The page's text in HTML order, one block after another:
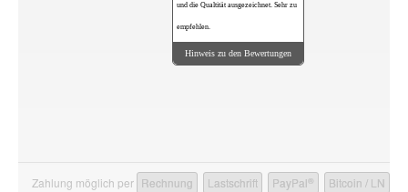
und die Qualtität ausgezeichnet. Sehr zu
empfehlen.
Hinweis zu den Bewertungen
Zahlung möglich per Rechnung Lastschrift PayPal ®
Bitcoin / LN